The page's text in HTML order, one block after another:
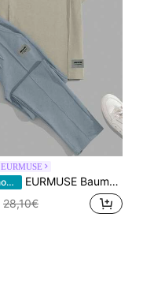
EURMUSE
EU Warehouse EURMUSE Baumwolle Herren Set aus T-Shirt mit Patch-Details und Label und Hose, 2 Stücke
28,10€